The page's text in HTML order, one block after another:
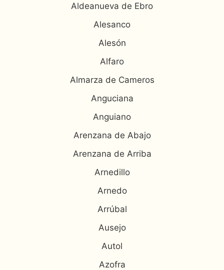
Aldeanueva de Ebro
Alesanco
Alesón
Alfaro
Almarza de Cameros
Anguciana
Anguiano
Arenzana de Abajo
Arenzana de Arriba
Arnedillo
Arnedo
Arrúbal
Ausejo
Autol
Azofra